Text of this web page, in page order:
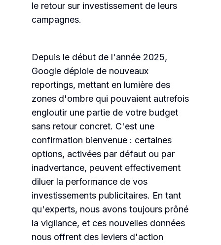
le retour sur investissement de leurs
campagnes.
Depuis le début de l'année 2025,
Google déploie de nouveaux
reportings, mettant en lumière des
zones d'ombre qui pouvaient autrefois
engloutir une partie de votre budget
sans retour concret. C'est une
confirmation bienvenue : certaines
options, activées par défaut ou par
inadvertance, peuvent effectivement
diluer la performance de vos
investissements publicitaires. En tant
qu'experts, nous avons toujours prôné
la vigilance, et ces nouvelles données
nous offrent des leviers d'action